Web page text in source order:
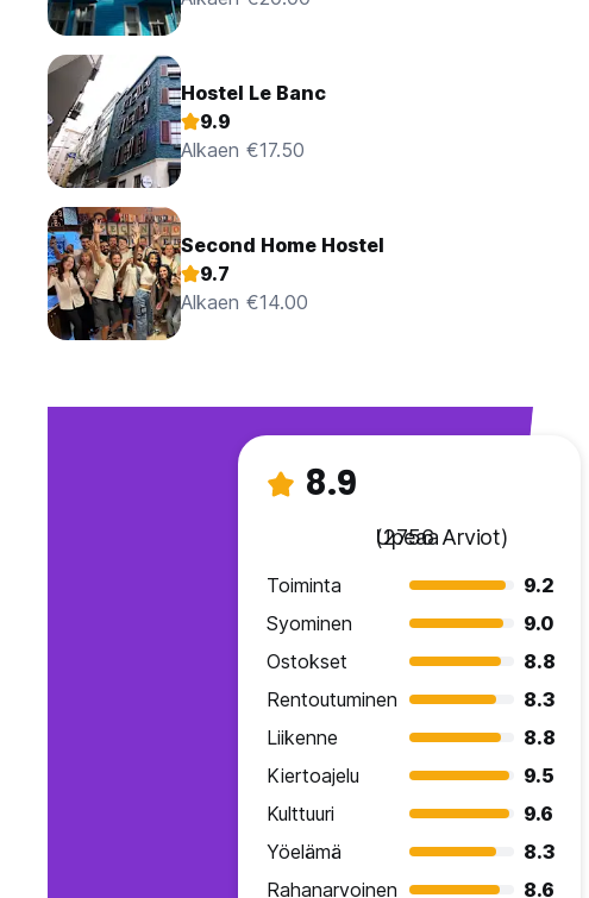
Hostel Le Banc
9.9
Alkaen €17.50
Second Home Hostel
9.7
Alkaen €14.00
8.9
Upeaa
(2756 Arviot)
Toiminta
9.2
Syominen
9.0
Ostokset
8.8
Rentoutuminen
8.3
Liikenne
8.8
Kiertoajelu
9.5
Kulttuuri
9.6
Yöelämä
8.3
Rahanarvoinen
8.6